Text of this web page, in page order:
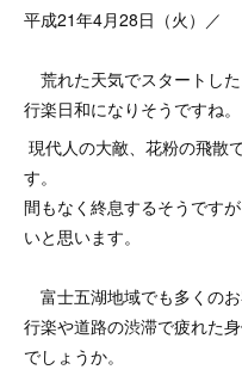
平成21年4月28日（火）／
荒れた天気でスタートし
行楽日和になりそうですね。
現代人の大敵、花粉の飛散
す。
間もなく終息するそうです
いと思います。
富士五湖地域でも多くのお
行楽や道路の渋滞で疲れた
でしょうか。